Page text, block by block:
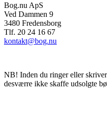
Bog.nu ApS
Ved Dammen 9
3480 Fredensborg
Tlf. 20 24 16 67
kontakt@bog.nu
NB! Inden du ringer eller
desværre ikke skaffe udsolgte